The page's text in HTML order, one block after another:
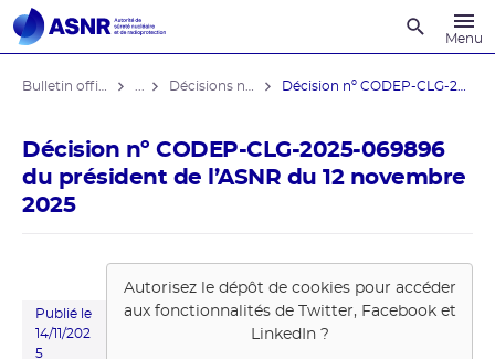
Menu
Décision nº CODEP-CLG-2025-069896
du président de l’ASNR du 12 novembre
2025
Publié le
14/11/202
5
Autorisez le dépôt de cookies pour accéder
aux fonctionnalités de Twitter, Facebook et
LinkedIn?